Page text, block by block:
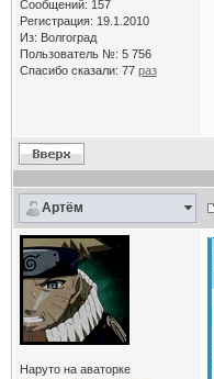
Сообщений: 157
Регистрация: 19.1.2010
Из: Волгоград
Пользователь №: 5 756
Спасибо сказали: 77 раз
Артём
Наруто на аваторке